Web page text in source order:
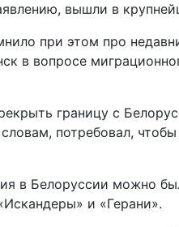
вышли в
при этом про
в вопросе
границу с
потребовал,
в Белоруссии можно
и «Герани».